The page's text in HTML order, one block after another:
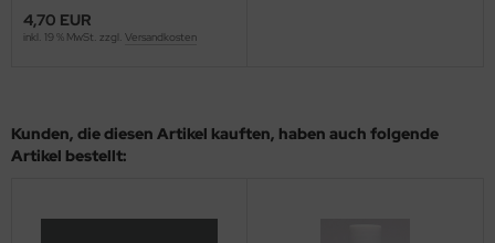
4,70 EUR
inkl. 19 % MwSt. zzgl. Versandkosten
Kunden, die diesen Artikel kauften, haben auch folgende
Artikel bestellt:
Model